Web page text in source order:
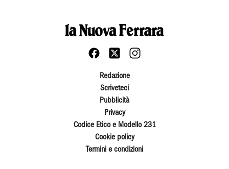
Redazione
Scriveteci
Pubblicità
Privacy
Codice Etico e Modello 231
Cookie policy
Termini e condizioni